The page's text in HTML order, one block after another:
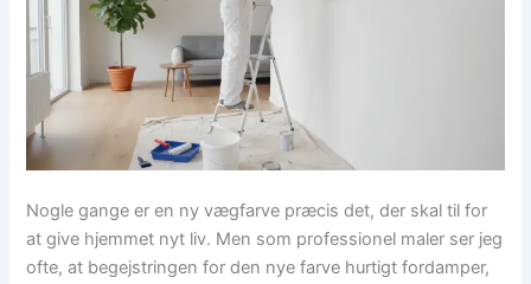
Nogle gange er en ny vægfarve præcis det, der skal til for
at give hjemmet nyt liv. Men som professionel maler ser jeg
ofte, at begejstringen for den nye farve hurtigt fordamper,